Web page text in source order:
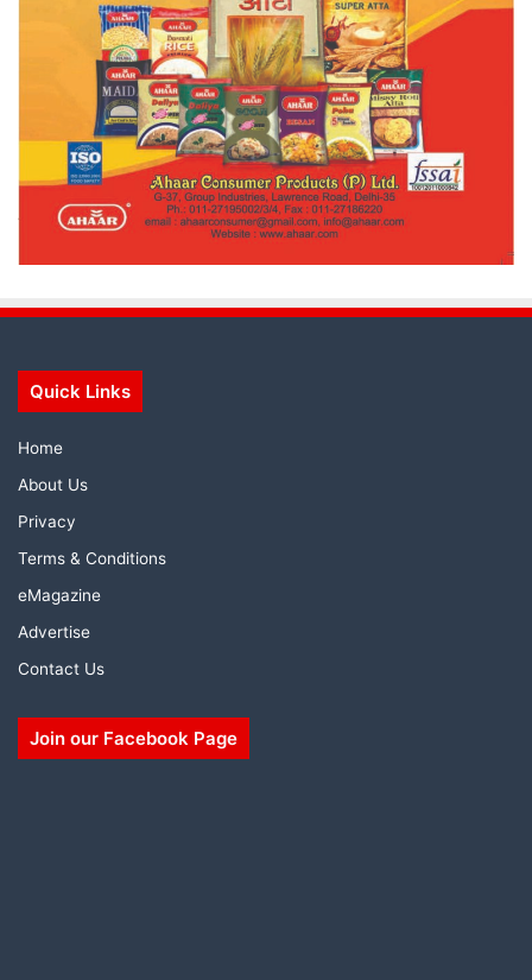
Quick Links
Home
About Us
Privacy
Terms & Conditions
eMagazine
Advertise
Contact Us
Join our Facebook Page